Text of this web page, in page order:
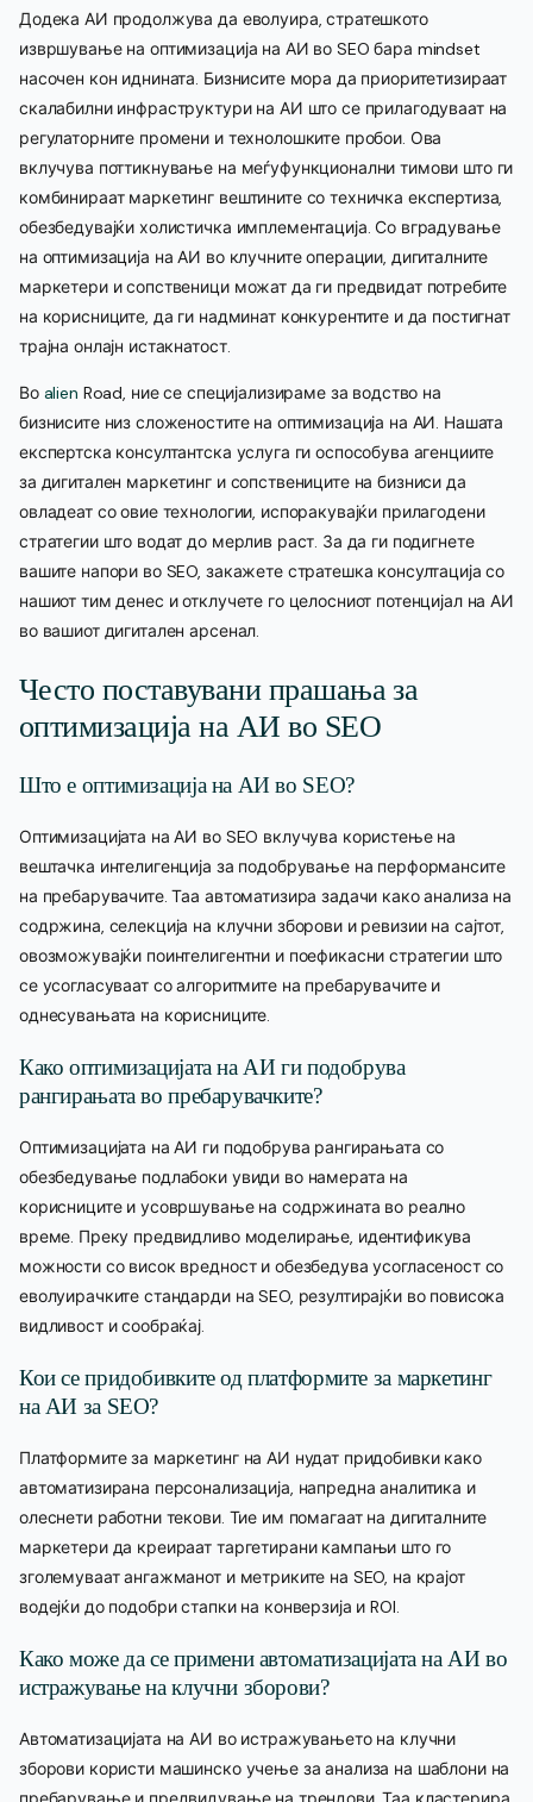
Додека АИ продолжува да еволуира, стратешкото
извршување на оптимизација на АИ во SEO бара mindset
насочен кон иднината. Бизнисите мора да приоритетизираат
скалабилни инфраструктури на АИ што се прилагодуваат на
регулаторните промени и технолошките пробои. Ова
вклучува поттикнување на меѓуфункционални тимови што ги
комбинираат маркетинг вештините со техничка експертиза,
обезбедувајќи холистичка имплементација. Со вградување
на оптимизација на АИ во клучните операции, дигиталните
маркетери и сопственици можат да ги предвидат потребите
на корисниците, да ги надминат конкурентите и да постигнат
трајна онлајн истакнатост.
Во alien Road, ние се специјализираме за водство на
бизнисите низ сложеностите на оптимизација на АИ. Нашата
експертска консултантска услуга ги оспособува агенциите
за дигитален маркетинг и сопствениците на бизниси да
овладеат со овие технологии, испоракувајќи прилагодени
стратегии што водат до мерлив раст. За да ги подигнете
вашите напори во SEO, закажете стратешка консултација со
нашиот тим денес и отклучете го целосниот потенцијал на АИ
во вашиот дигитален арсенал.
Често поставувани прашања за
оптимизација на АИ во SEO
Што е оптимизација на АИ во SEO?
Оптимизацијата на АИ во SEO вклучува користење на
вештачка интелигенција за подобрување на перформансите
на пребарувачите. Таа автоматизира задачи како анализа на
содржина, селекција на клучни зборови и ревизии на сајтот,
овозможувајќи поинтелигентни и поефикасни стратегии што
се усогласуваат со алгоритмите на пребарувачите и
однесувањата на корисниците.
Како оптимизацијата на АИ ги подобрува
рангирањата во пребарувачките?
Оптимизацијата на АИ ги подобрува рангирањата со
обезбедување подлабоки увиди во намерата на
корисниците и усовршување на содржината во реално
време. Преку предвидливо моделирање, идентификува
можности со висок вредност и обезбедува усогласеност со
еволуирачките стандарди на SEO, резултирајќи во повисока
видливост и сообраќај.
Кои се придобивките од платформите за маркетинг
на АИ за SEO?
Платформите за маркетинг на АИ нудат придобивки како
автоматизирана персонализација, напредна аналитика и
олеснети работни текови. Тие им помагаат на дигиталните
маркетери да креираат таргетирани кампањи што го
зголемуваат ангажманот и метриките на SEO, на крајот
водејќи до подобри стапки на конверзија и ROI.
Како може да се примени автоматизацијата на АИ во
истражување на клучни зборови?
Автоматизацијата на АИ во истражувањето на клучни
зборови користи машинско учење за анализа на шаблони на